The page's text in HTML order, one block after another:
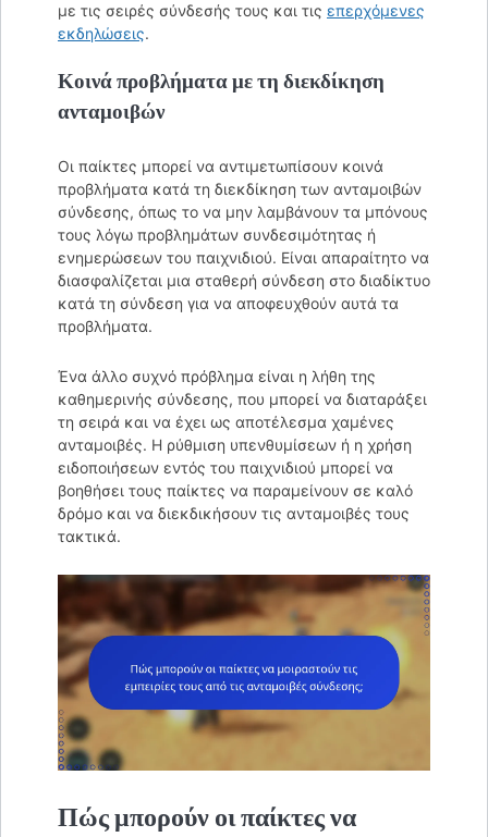
με τις σειρές σύνδεσής τους και τις επερχόμενες
εκδηλώσεις.
Κοινά προβλήματα με τη διεκδίκηση
ανταμοιβών
Οι παίκτες μπορεί να αντιμετωπίσουν κοινά
προβλήματα κατά τη διεκδίκηση των ανταμοιβών
σύνδεσης, όπως το να μην λαμβάνουν τα μπόνους
τους λόγω προβλημάτων συνδεσιμότητας ή
ενημερώσεων του παιχνιδιού. Είναι απαραίτητο να
διασφαλίζεται μια σταθερή σύνδεση στο διαδίκτυο
κατά τη σύνδεση για να αποφευχθούν αυτά τα
προβλήματα.
Ένα άλλο συχνό πρόβλημα είναι η λήθη της
καθημερινής σύνδεσης, που μπορεί να διαταράξει
τη σειρά και να έχει ως αποτέλεσμα χαμένες
ανταμοιβές. Η ρύθμιση υπενθυμίσεων ή η χρήση
ειδοποιήσεων εντός του παιχνιδιού μπορεί να
βοηθήσει τους παίκτες να παραμείνουν σε καλό
δρόμο και να διεκδικήσουν τις ανταμοιβές τους
τακτικά.
Πώς μπορούν οι παίκτες να